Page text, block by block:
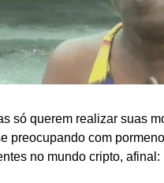
só querem realizar suas
preocupando com
no mundo cripto, afinal: